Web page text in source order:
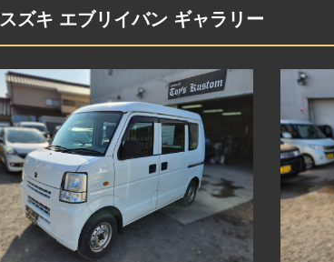
スズキ エブリイバン ギャラリー